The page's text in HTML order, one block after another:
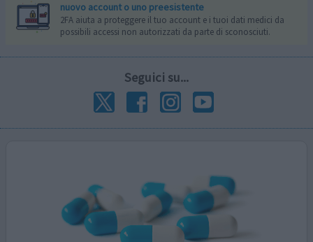
nuovo account o uno preesistente
2FA aiuta a proteggere il tuo account e i tuoi dati medici da
possibili accessi non autorizzati da parte di sconosciuti.
Seguici su...